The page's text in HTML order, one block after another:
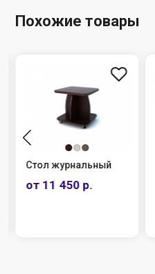
Похожие товары
Стол журнальный
от 11 450 р.